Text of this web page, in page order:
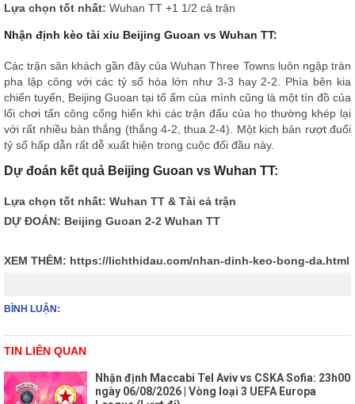
Lựa chọn tốt nhất: Wuhan TT +1 1/2 cả trận
Nhận định kèo tài xỉu Beijing Guoan vs Wuhan TT:
Các trận sân khách gần đây của Wuhan Three Towns luôn ngập tràn
pha lập công với các tỷ số hòa lớn như 3-3 hay 2-2. Phía bên kia
chiến tuyến, Beijing Guoan tại tổ ấm của mình cũng là một tín đồ của
lối chơi tấn công cống hiến khi các trận đấu của họ thường khép lại
với rất nhiều bàn thắng (thắng 4-2, thua 2-4). Một kịch bản rượt đuổi
tỷ số hấp dẫn rất dễ xuất hiện trong cuộc đối đầu này.
Dự đoán kết quả Beijing Guoan vs Wuhan TT:
Lựa chọn tốt nhất: Wuhan TT & Tài cả trận
DỰ ĐOÁN: Beijing Guoan 2-2 Wuhan TT
XEM THÊM: https://lichthidau.com/nhan-dinh-keo-bong-da.html
BÌNH LUẬN:
TIN LIÊN QUAN
Nhận định Maccabi Tel Aviv vs CSKA Sofia: 23h00
ngày 06/08/2026 | Vòng loại 3 UEFA Europa